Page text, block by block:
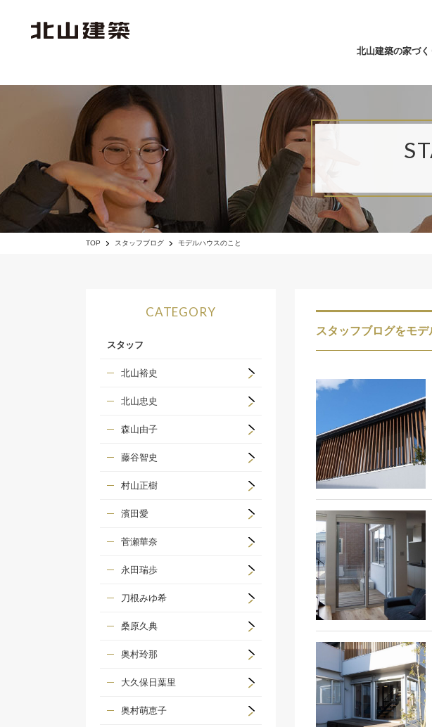
北山建築の家づく
TOP スタッフブログ モデルハウスのこと
スタッフブログをモ
CATEGORY
スタッフ
北山裕史
北山忠史
森山由子
藤谷智史
村山正樹
濱田愛
菅瀬華奈
永田瑞歩
刀根みゆ希
桑原久典
奥村玲那
大久保日葉里
奥村萌恵子